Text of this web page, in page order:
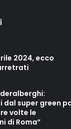
2024, ecco
dal super green
volte le
di Roma”